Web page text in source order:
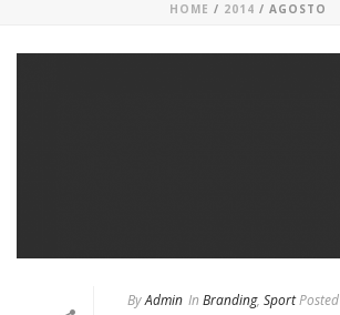
HOME / 2014 / AGOSTO
ByAdmin In Branding, SportPosted